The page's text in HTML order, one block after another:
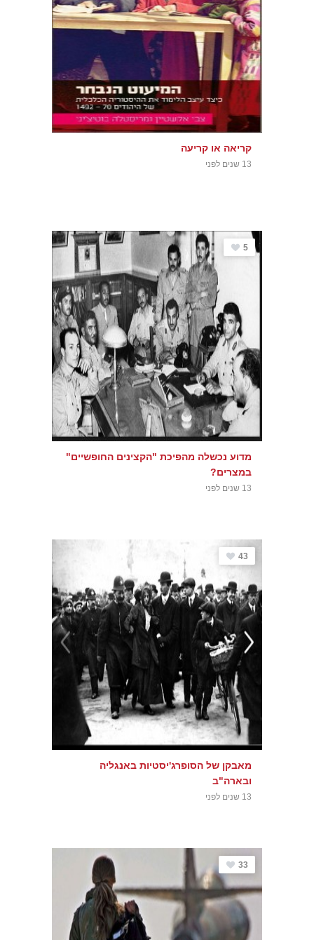
קריאה או קריעה
13 שנים לפני
5
מדוע נכשלה מהפיכת "הקצינים החופשיים"
במצרים?
13 שנים לפני
43
מאבקן של הסופרג'יסטיות באנגליה
ובארה"ב
13 שנים לפני
33